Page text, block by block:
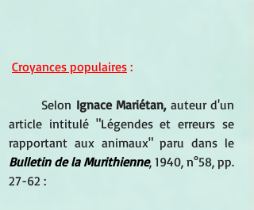
Croyances populaires :
Selon Ignace Mariétan, auteur d'un
article intitulé "Légendes et erreurs se
Bulletin de la Murithienne, 1940, n°58, pp.
27-62 :